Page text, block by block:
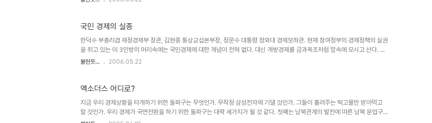
비자들의 후생이 그만큼 증대했을 수 있다. 그러나 취약부문 종사자들이 하나둘씩 몰락하면서 내수가 줄..
국민 경제의 실종
한덕수 부총리겸 재정경제부 장관, 김현종 통상교섭본부장, 정문수 대통령 청와대 경제보좌관. 현재 참여정부의 경제정책의 실권
을 쥐고 있는 이 3인방의 머리속에는 국민경제에 대한 개념이 전혀 없다. 대신 개방경제를 금과옥조처럼 맘속에 모시고 산다. 국
민경제와 개방경제의 차이점은 여러가지지만 가장 큰 것은 개방경제는 서민경제에 대한 배려와 고용창출 의지가 희박하다는 점
각할 것을 요구하는 등 과도한 경영개선 요구를 하면서 KT&G를 압박, 결국 주식차익을 얻어내고 이사를..
불현듯... 2006.05.22
엑소더스 어디로?
지금 우리 경제상황을 타개하기 위한 돌파구는 무엇인가. 무작정 삼성전자에 기댈 것인가. 그들이 흘려주는 떡고물만 받아먹고
말 것인가. 우리 경제가 국면전환을 하기 위한 돌파구는 대략 세가지가 될 것 같다. 첫째는 남북관계의 발전에 따른 남북 분업구
조의 확립, 둘째는 일본과의 FTA를 통한 산업구조 재편, 또 한가지는 새로운 기회의 땅의 발견이다. 구체적으로 이야기하면 몽골